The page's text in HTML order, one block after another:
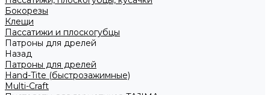
Бокорезы
Клещи
Пассатижи и плоскогубцы
Патроны для дрелей
Назад
Патроны для дрелей
Hand-Tite (быстрозажимные)
Multi-Craft